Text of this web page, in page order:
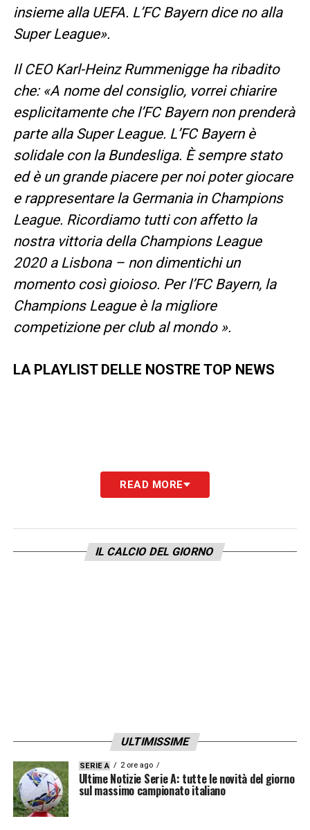
insieme alla UEFA. L’FC Bayern dice no alla
Super League».
Il CEO Karl-Heinz Rummenigge ha ribadito
che: «A nome del consiglio, vorrei chiarire
esplicitamente che l’FC Bayern non prenderà
parte alla Super League. L’FC Bayern è
solidale con la Bundesliga. È sempre stato
ed è un grande piacere per noi poter giocare
e rappresentare la Germania in Champions
League. Ricordiamo tutti con affetto la
nostra vittoria della Champions League
2020 a Lisbona – non dimentichi un
momento così gioioso. Per l’FC Bayern, la
Champions League è la migliore
competizione per club al mondo ».
LA PLAYLIST DELLE NOSTRE TOP NEWS
READ MORE
IL CALCIO DEL GIORNO
ULTIMISSIME
SERIE A 2 ore ago
Ultime Notizie Serie A: tutte le novità del giorno
sul massimo campionato italiano